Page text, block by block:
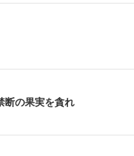
断の果実を貪れ